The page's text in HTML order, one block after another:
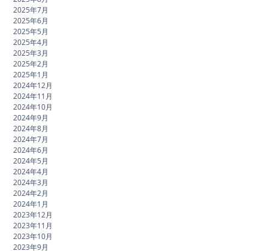
2025年7月
2025年6月
2025年5月
2025年4月
2025年3月
2025年2月
2025年1月
2024年12月
2024年11月
2024年10月
2024年9月
2024年8月
2024年7月
2024年6月
2024年5月
2024年4月
2024年3月
2024年2月
2024年1月
2023年12月
2023年11月
2023年10月
2023年9月